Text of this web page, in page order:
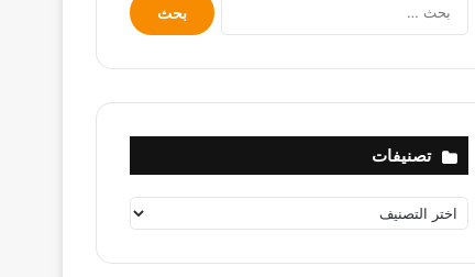
عن:
تصنيفات
تصنيفات